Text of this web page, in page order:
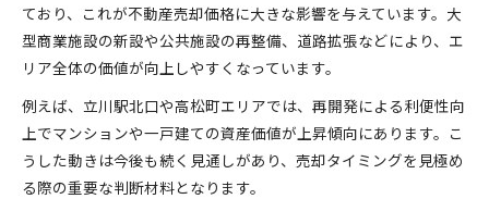
ており、これが不動産売却価格に大きな影響を与えています。大
型商業施設の新設や公共施設の再整備、道路拡張などにより、エ
リア全体の価値が向上しやすくなっています。
例えば、立川駅北口や高松町エリアでは、再開発による利便性向
上でマンションや一戸建ての資産価値が上昇傾向にあります。こ
うした動きは今後も続く見通しがあり、売却タイミングを見極め
る際の重要な判断材料となります。